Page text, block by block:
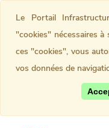
Le Portail
"cookies" nécessaires
ces "cookies", vous
vos données de